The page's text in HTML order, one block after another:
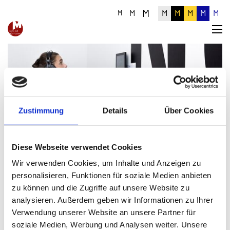
Zustimmung Details Über Cookies
Diese Webseite verwendet Cookies
Wir verwenden Cookies, um Inhalte und Anzeigen zu
personalisieren, Funktionen für soziale Medien anbieten
zu können und die Zugriffe auf unsere Website zu
analysieren. Außerdem geben wir Informationen zu Ihrer
Verwendung unserer Website an unsere Partner für
soziale Medien, Werbung und Analysen weiter. Unsere
M M M M M M M M